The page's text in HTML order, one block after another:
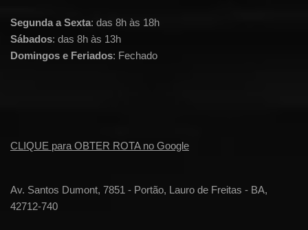
Segunda a Sexta: das 8h às 18h
Sábados: das 8h às 13h
Domingos e Feriados: Fechado
CLIQUE para OBTER ROTA no Google
Av. Santos Dumont, 7851 - Portão, Lauro de Freitas - BA,
42712-740